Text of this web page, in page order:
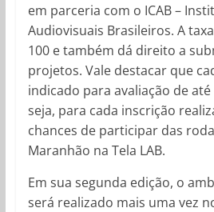
em parceria com o ICAB –
Audiovisuais Brasileiros. A
100 e também dá direito a
projetos. Vale destacar que
indicado para avaliação de
seja, para cada inscrição
chances de participar das
Maranhão na Tela LAB.
Em sua segunda edição, o
será realizado mais uma vez